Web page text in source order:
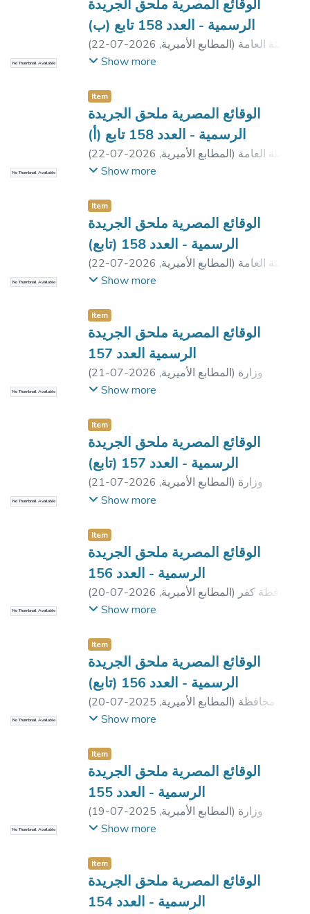
No Thumbnail Available
الوقائع المصرية ملحق الجريدة
الرسمية - العدد 158 تابع (ب)
( المطابع الأميرية,
2026-07-22 ) الهيئة العامة
للرقابة المالية
Show more
No Thumbnail Available
Item
الوقائع المصرية ملحق الجريدة
الرسمية - العدد 158 تابع (أ)
( المطابع الأميرية,
2026-07-22 ) الهيئة العامة
للرقابة المالية
Show more
No Thumbnail Available
Item
الوقائع المصرية ملحق الجريدة
الرسمية - العدد 158 (تابع)
( المطابع الأميرية,
2026-07-22 ) الهيئة العامة
للرقابة المالية
Show more
No Thumbnail Available
Item
الوقائع المصرية ملحق الجريدة
الرسمية العدد 157
( المطابع الأميرية,
2026-07-21 ) وزارة
وزارة الموارد المائية والرى;وزارة
مديرية التضامن الاجتماعى
بالإسكندرية;مديرية التضامن الاجتماعى بدمياط
Show more
No Thumbnail Available
Item
الوقائع المصرية ملحق الجريدة
الرسمية - العدد 157 (تابع)
( المطابع الأميرية,
2026-07-21 ) وزارة
الاستثمار والتجارة الخارخية
Show more
No Thumbnail Available
Item
الوقائع المصرية ملحق الجريدة
الرسمية - العدد 156
( المطابع الأميرية,
2026-07-20 ) محافظة كفر
هيئة ميناء دمياط;مديرية
مديرية التضامن
الاجتماعى بالبحيرة
Show more
No Thumbnail Available
Item
الوقائع المصرية ملحق الجريدة
الرسمية - العدد 156 (تابع)
( المطابع الأميرية,
2025-07-20 ) محافظة
الدقهلية
Show more
No Thumbnail Available
Item
الوقائع المصرية ملحق الجريدة
الرسمية - العدد 155
( المطابع الأميرية,
2025-07-19 ) وزارة
محافظة الشرقية;
التضامن الاجتماعى بالجيزة
Show more
Item
الوقائع المصرية ملحق الجريدة
الرسمية - العدد 154